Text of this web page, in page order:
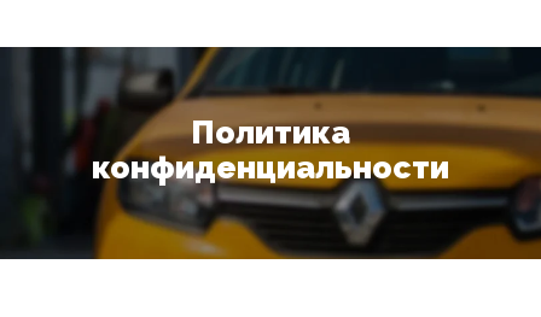
Политика
конфиденциальности